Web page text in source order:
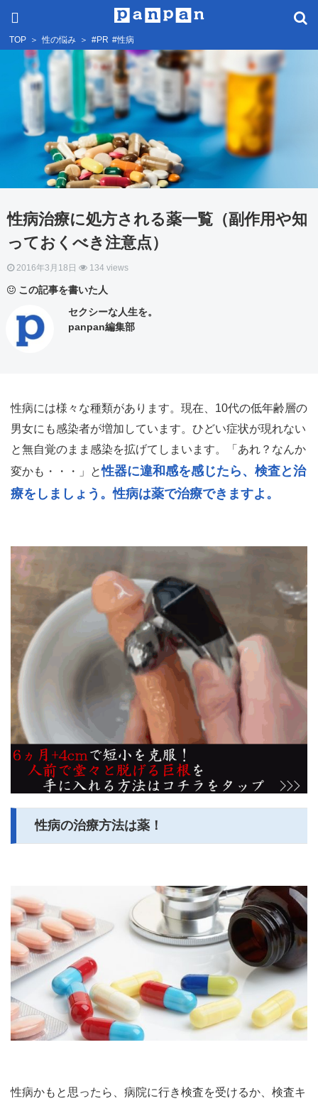
TOP ＞ 性の悩み ＞ #PR #性病
性病治療に処方される薬一覧（副作用や知
っておくべき注意点）
2016年3月18日 134 views
この記事を書いた人
セクシーな人生を。
panpan編集部
性病には様々な種類があります。現在、10代の低年齢層の
男女にも感染者が増加しています。ひどい症状が現れない
と無自覚のまま感染を拡げてしまいます。「あれ？なんか
変かも・・・」と性器に違和感を感じたら、検査と治
療をしましょう。性病は薬で治療できますよ。
性病の治療方法は薬！
性病かもと思ったら、病院に行き検査を受けるか、検査キ